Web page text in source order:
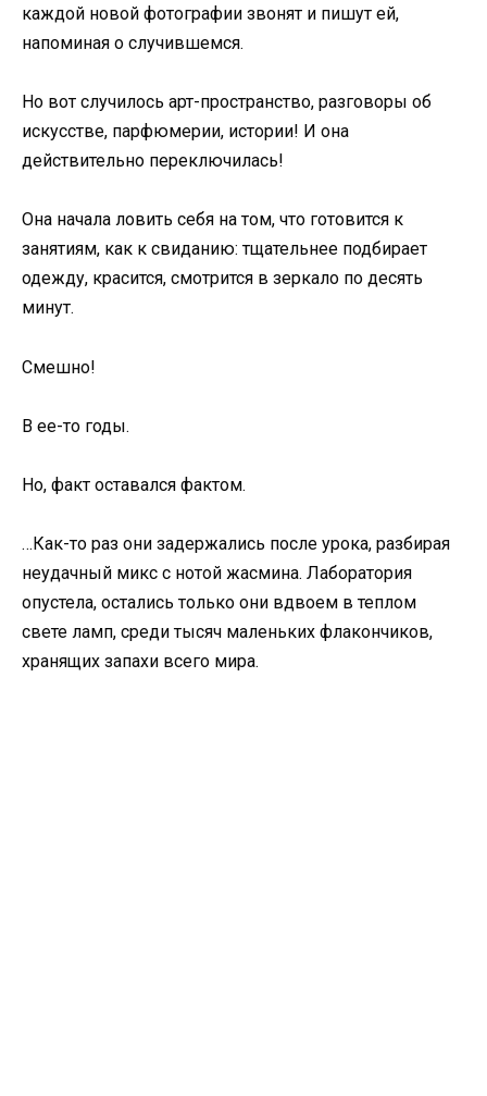
каждой новой фотографии звонят и пишут ей,
напоминая о случившемся.
Но вот случилось арт-пространство, разговоры об
искусстве, парфюмерии, истории! И она
действительно переключилась!
Она начала ловить себя на том, что готовится к
занятиям, как к свиданию: тщательнее подбирает
одежду, красится, смотрится в зеркало по десять
минут.
Смешно!
В ее-то годы.
Но, факт оставался фактом.
…Как-то раз они задержались после урока, разбирая
неудачный микс с нотой жасмина. Лаборатория
опустела, остались только они вдвоем в теплом
свете ламп, среди тысяч маленьких флакончиков,
хранящих запахи всего мира.